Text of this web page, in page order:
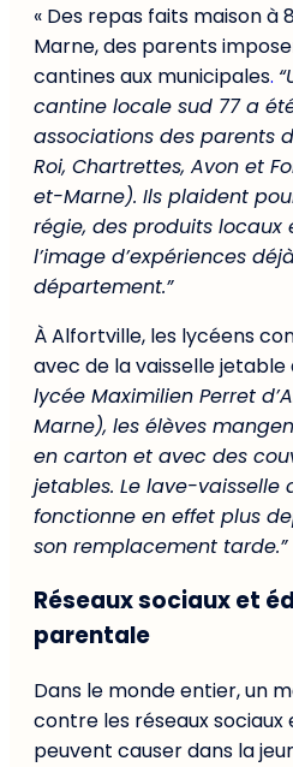
« Des repas faits maison à
Marne, des parents
cantines aux municipales.
cantine locale sud 77 a
associations des parents
Roi, Chartrettes, Avon et
et-Marne). Ils plaident
régie, des produits locaux
l’image d’expériences
département.”
À Alfortville, les lycéens
avec de la vaisselle jetable
lycée Maximilien Perret
Marne), les élèves
en carton et avec des
jetables. Le lave-vaisselle
fonctionne en effet plus
son remplacement tarde.”
Réseaux sociaux et
parentale
Dans le monde entier, un
contre les réseaux sociaux
peuvent causer dans la